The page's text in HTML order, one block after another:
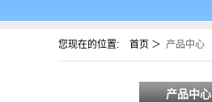
您现在的位置: 首页 ＞ 产品中心
产品中心